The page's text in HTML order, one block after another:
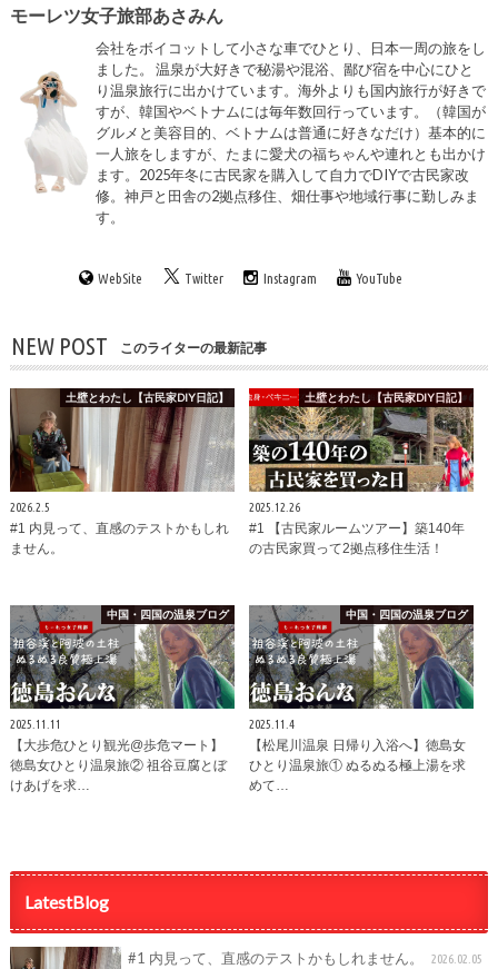
モーレツ女子旅部あさみん
会社をボイコットして小さな車でひとり、日本一周の旅をし
ました。 温泉が大好きで秘湯や混浴、鄙び宿を中心にひと
り温泉旅行に出かけています。海外よりも国内旅行が好きで
すが、韓国やベトナムには毎年数回行っています。（韓国が
グルメと美容目的、ベトナムは普通に好きなだけ）基本的に
一人旅をしますが、たまに愛犬の福ちゃんや連れとも出かけ
ます。2025年冬に古民家を購入して自力でDIYで古民家改
修。神戸と田舎の2拠点移住、畑仕事や地域行事に勤しみま
す。
WebSite Twitter Instagram YouTube
NEW POST このライターの最新記事
土壁とわたし【古民家DIY日記】
2026.2.5
#1 内見って、直感のテストかもしれ
ません。
土壁とわたし【古民家DIY日記】
2025.12.26
#1 【古民家ルームツアー】築140年
の古民家買って2拠点移住生活！
中国・四国の温泉ブログ
2025.11.11
【大歩危ひとり観光@歩危マート】
徳島女ひとり温泉旅② 祖谷豆腐とぼ
けあげを求…
中国・四国の温泉ブログ
2025.11.4
【松尾川温泉 日帰り入浴へ】徳島女
ひとり温泉旅① ぬるぬる極上湯を求
めて…
LatestBlog
#1 内見って、直感のテストかもしれません。 2026.02.05